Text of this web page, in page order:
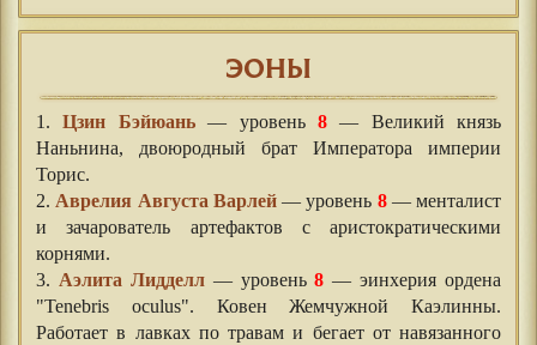
ЭОНЫ
1.Цзин Бэйюань— уровень 8— Великий князь
Наньнина, двоюродный брат Императора империи
Торис.
2.Аврелия Августа Варлей— уровень 8— менталист
и зачарователь артефактов с аристократическими
корнями.
3. Аэлита Лидделл— уровень8 — эинхерия ордена
"Tenebris oculus". Ковен Жемчужной Каэлинны.
Работает в лавках по травам и бегает от навязанного